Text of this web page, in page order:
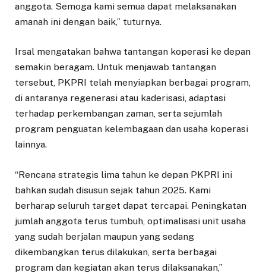
anggota. Semoga kami semua dapat melaksanakan
amanah ini dengan baik,” tuturnya.
Irsal mengatakan bahwa tantangan koperasi ke depan
semakin beragam. Untuk menjawab tantangan
tersebut, PKPRI telah menyiapkan berbagai program,
di antaranya regenerasi atau kaderisasi, adaptasi
terhadap perkembangan zaman, serta sejumlah
program penguatan kelembagaan dan usaha koperasi
lainnya.
“Rencana strategis lima tahun ke depan PKPRI ini
bahkan sudah disusun sejak tahun 2025. Kami
berharap seluruh target dapat tercapai. Peningkatan
jumlah anggota terus tumbuh, optimalisasi unit usaha
yang sudah berjalan maupun yang sedang
dikembangkan terus dilakukan, serta berbagai
program dan kegiatan akan terus dilaksanakan,”